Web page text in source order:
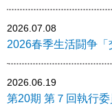
2026.07.08
2026春季生活闘争「
2026.06.19
第20期 第７回執行